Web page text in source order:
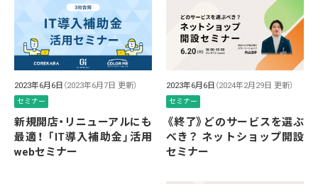
2023年6月6日 （2023年6月7日 更新）
セミナー
新規開店・リニューアルにも
最適！ 「IT導入補助金」活用
webセミナー
2023年6月6日 （2024年2月29日 更新）
セミナー
《終了》どのサービスを選ぶ
べき？ ネットショップ開設
セミナー